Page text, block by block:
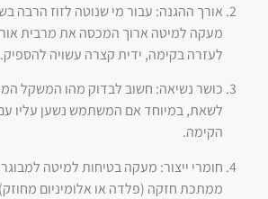
אורך ההגנה: עבור מי שנוטה לזוז הרבה
מעקה למיטה ארוך המכסה את מרבית
לעזרה בקימה, ידית קצרה עשויה להספיק.
כושר נשיאה: חשוב לבדוק מהו המשקל
לשאת, במיוחד אם המשתמש נשען עליו
הקימה.
חומרי ייצור: מעקה בטיחות למיטה
ממתכת חזקה (פלדה או אלומיניום